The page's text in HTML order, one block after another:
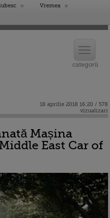
Vremea
18 aprilie 2018 16:20 / 578
vizualizari
Mașina
East Car of